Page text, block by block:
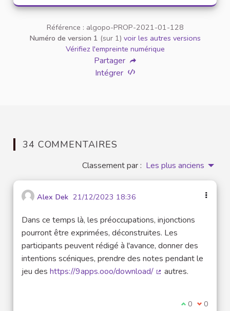
Référence : algopo-PROP-2021-01-128
Numéro de version 1 (sur 1) voir les autres versions
Vérifiez l'empreinte numérique
Partager
Intégrer
34 COMMENTAIRES
Classement par : Les plus anciens
Alex Dek 21/12/2023 18:36
Dans ce temps là, les préoccupations, injonctions
pourront être exprimées, déconstruites. Les
participants peuvent rédigé à l'avance, donner des
intentions scéniques, prendre des notes pendant le
jeu des https://9apps.ooo/download/ autres.
Je suis
0 Je ne
0